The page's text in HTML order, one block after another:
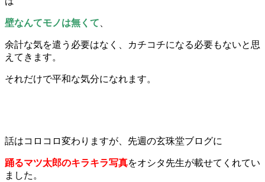
壁なんてモノは無くて
余計な気を遣う必要はなく、カチコチになる必要もないと思
えてきます。
それだけで平和な気分になれます。
話はコロコロ変わりますが、先週の玄珠堂ブログに
踊るマツ太郎のキラキラ写真をオシタ先生が載せてくれてい
ました。